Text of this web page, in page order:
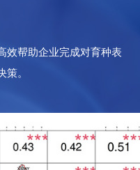
效帮助企业完成对育种表
。